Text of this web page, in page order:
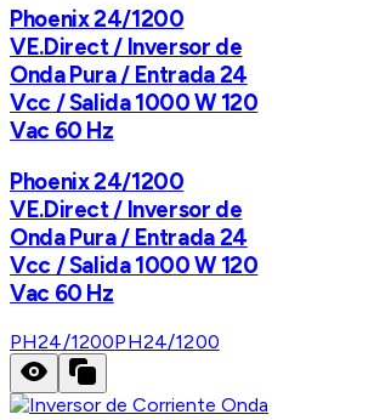
Phoenix 24/1200
VE.Direct / Inversor de
Onda Pura / Entrada 24
Vcc / Salida 1000 W 120
Vac 60 Hz
Phoenix 24/1200
VE.Direct / Inversor de
Onda Pura / Entrada 24
Vcc / Salida 1000 W 120
Vac 60 Hz
PH24/1200PH24/1200